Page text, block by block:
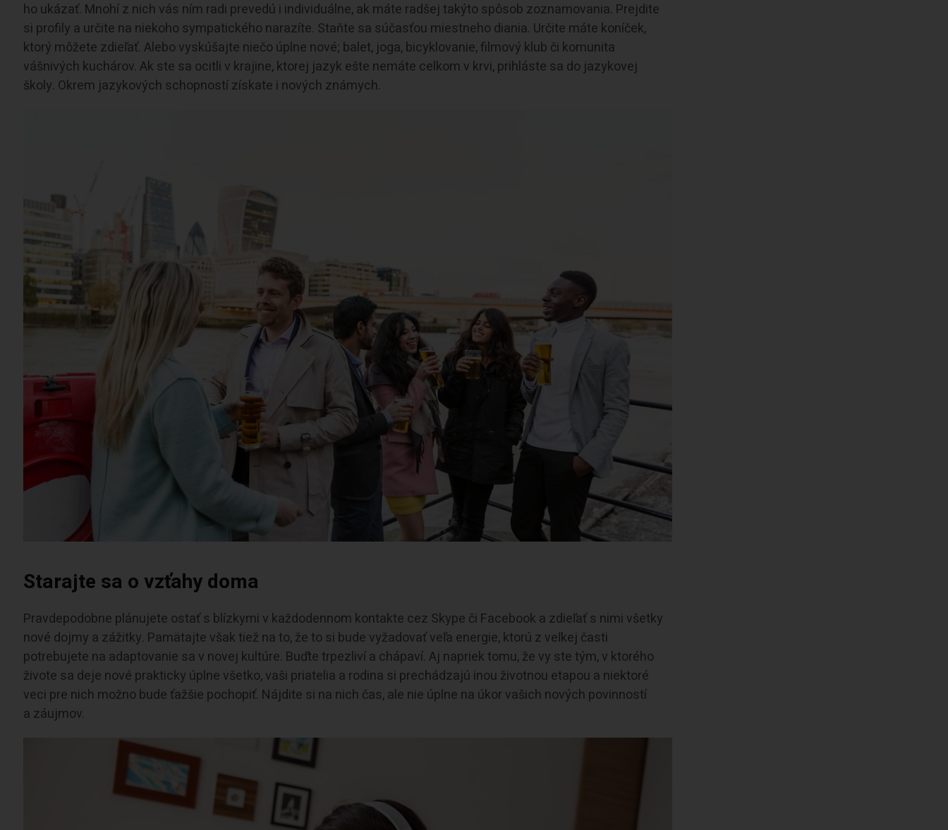
ho ukázať. Mnohí z nich vás ním radi prevedú i individuálne, ak máte radšej takýto spôsob zoznamovania. Prejdite
si profily a určite na niekoho sympatického narazíte. Staňte sa súčasťou miestneho diania. Určite máte koníček,
ktorý môžete zdieľať. Alebo vyskúšajte niečo úplne nové; balet, joga, bicyklovanie, filmový klub či komunita
vášnivých kuchárov. Ak ste sa ocitli v krajine, ktorej jazyk ešte nemáte celkom v krvi, prihláste sa do jazykovej
školy. Okrem jazykových schopností získate i nových známych.
Starajte sa o vzťahy doma
Pravdepodobne plánujete ostať s blízkymi v každodennom kontakte cez Skype či Facebook a zdieľať s nimi všetky
nové dojmy a zážitky. Pamätajte však tiež na to, že to si bude vyžadovať veľa energie, ktorú z veľkej časti
potrebujete na adaptovanie sa v novej kultúre. Buďte trpezliví a chápaví. Aj napriek tomu, že vy ste tým, v ktorého
živote sa deje nové prakticky úplne všetko, vaši priatelia a rodina si prechádzajú inou životnou etapou a niektoré
veci pre nich možno bude ťažšie pochopiť. Nájdite si na nich čas, ale nie úplne na úkor vašich nových povinností
a záujmov.